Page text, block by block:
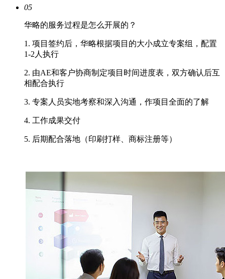
05
华略的服务过程是怎么开展的？
1. 项目签约后，华略根据项目的大小成立专案组，配置
1-2人执行
2. 由AE和客户协商制定项目时间进度表，双方确认后互
相配合执行
3. 专案人员实地考察和深入沟通，作项目全面的了解
4. 工作成果交付
5. 后期配合落地（印刷打样、商标注册等）